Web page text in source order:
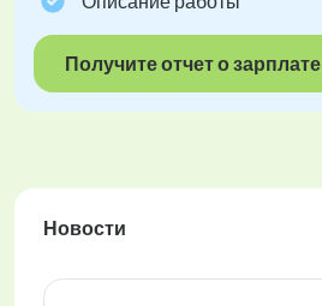
Получите отчет о зарплате
Новости